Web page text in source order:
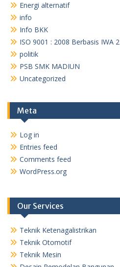
Energi alternatif
info
Info BKK
ISO 9001 : 2008 Berbasis IWA 2
politik
PSB SMK MADIUN
Uncategorized
Meta
Log in
Entries feed
Comments feed
WordPress.org
Our Services
Teknik Ketenagalistrikan
Teknik Otomotif
Teknik Mesin